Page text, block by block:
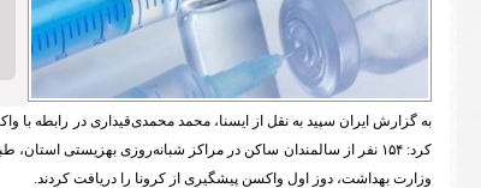
به گزارش ایران سپید به نقل از ایسنا، محمد محمدی‌قیداری در رابطه با
کرد: ۱۵۴ نفر از سالمندان ساکن در مراکز شبانه‌روزی بهزیستی
وزارت بهداشت، دوز اول واکسن پیشگیری از کرونا را دریافت کردند.